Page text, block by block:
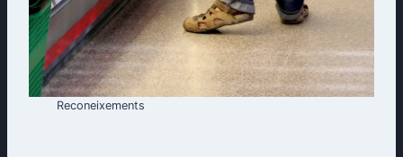
Reconeixements